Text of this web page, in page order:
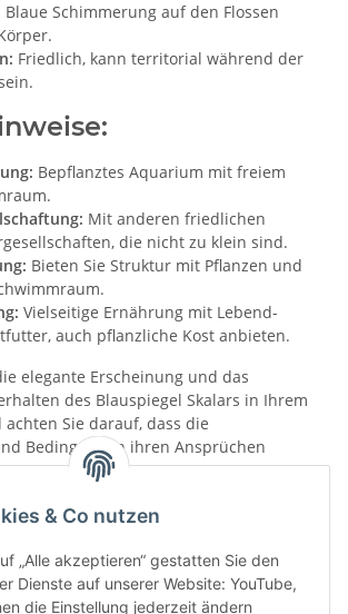
Blaue Schimmerung auf den Flossen
Friedlich, kann territorial während der
Bepflanztes Aquarium mit freiem
Mit anderen friedlichen
die nicht zu klein sind.
Bieten Sie Struktur mit Pflanzen und
Vielseitige Ernährung mit Lebend-
auch pflanzliche Kost anbieten.
elegante Erscheinung und das
des Blauspiegel Skalars in Ihrem
Sie darauf, dass die
Bedingungen ihren Ansprüchen
& Co nutzen
„Alle akzeptieren“ gestatten Sie den
Dienste auf unserer Website: YouTube,
die Einstellung jederzeit ändern